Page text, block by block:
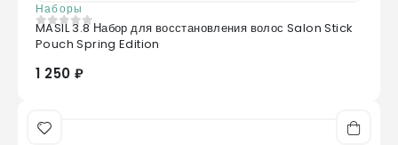
Наборы
0из 5
MASIL 3.8 Набор для восстановления волос Salon Stick
Pouch Spring Edition
1 250 ₽